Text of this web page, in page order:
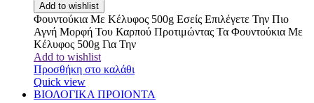
Add to wishlist
Φουντούκια Με Κέλυφος 500g Εσείς Επιλέγετε Την Πιο
Αγνή Μορφή Του Καρπού Προτιμώντας Τα Φουντούκια Με
Κέλυφος 500g Για Την
Add to wishlist
Προσθήκη στο καλάθι
Quick view
ΒΙΟΛΟΓΙΚΑ ΠΡΟΙΟΝΤΑ